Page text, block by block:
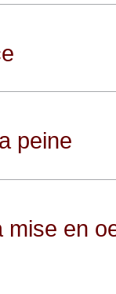
peine
mise en